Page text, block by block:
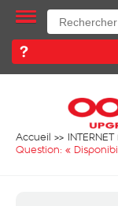
Accueil
Question: «